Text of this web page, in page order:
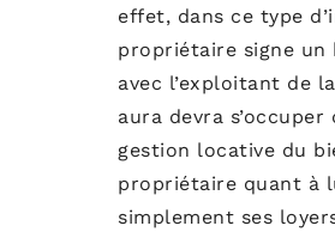
effet, dans ce type
propriétaire signe un
avec l’exploitant de
aura devra
gestion locative du
propriétaire quant à
simplement ses